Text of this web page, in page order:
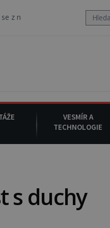
podivná rosolovitá látka
VESMÍR A
TECHNOLOGIE
s duchy